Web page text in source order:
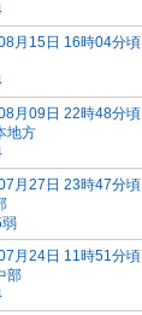
月15日 16時04分頃
月09日 22時48分頃
地方
月27日 23時47分頃
月24日 11時51分頃
部